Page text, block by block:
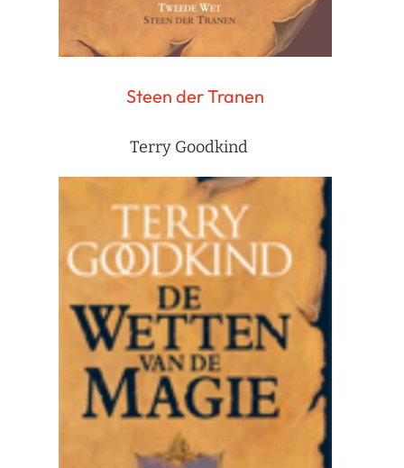
Steen der Tranen
Terry Goodkind